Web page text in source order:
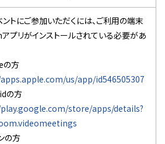
トにご参加いただくには、ご利用の端末
プリがインストールされている必要があ
の方
us/app/id546505307
の方
store/apps/details?
の方